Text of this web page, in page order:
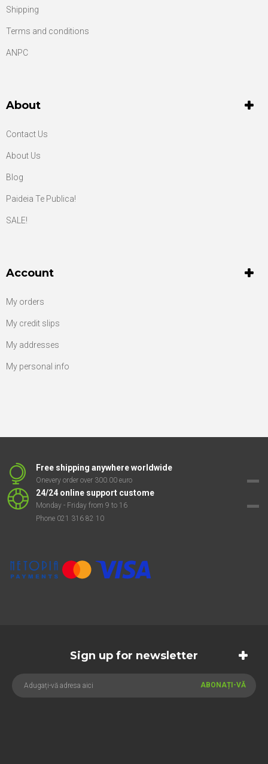
Shipping
Terms and conditions
ANPC
About
Contact Us
About Us
Blog
Paideia Te Publica!
SALE!
Account
My orders
My credit slips
My addresses
My personal info
Free shipping anywhere worldwide
Onevery order over 300.00 euro
24/24 online support custome
Monday - Friday from 9 to 16
Phone 021 316 82 10
Sign up for newsletter
ABONAȚI-VĂ